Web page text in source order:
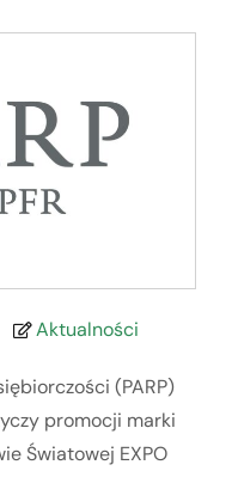
Aktualności
(PARP)
promocji marki
Światowej EXPO